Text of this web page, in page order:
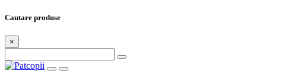
Cautare produse
×